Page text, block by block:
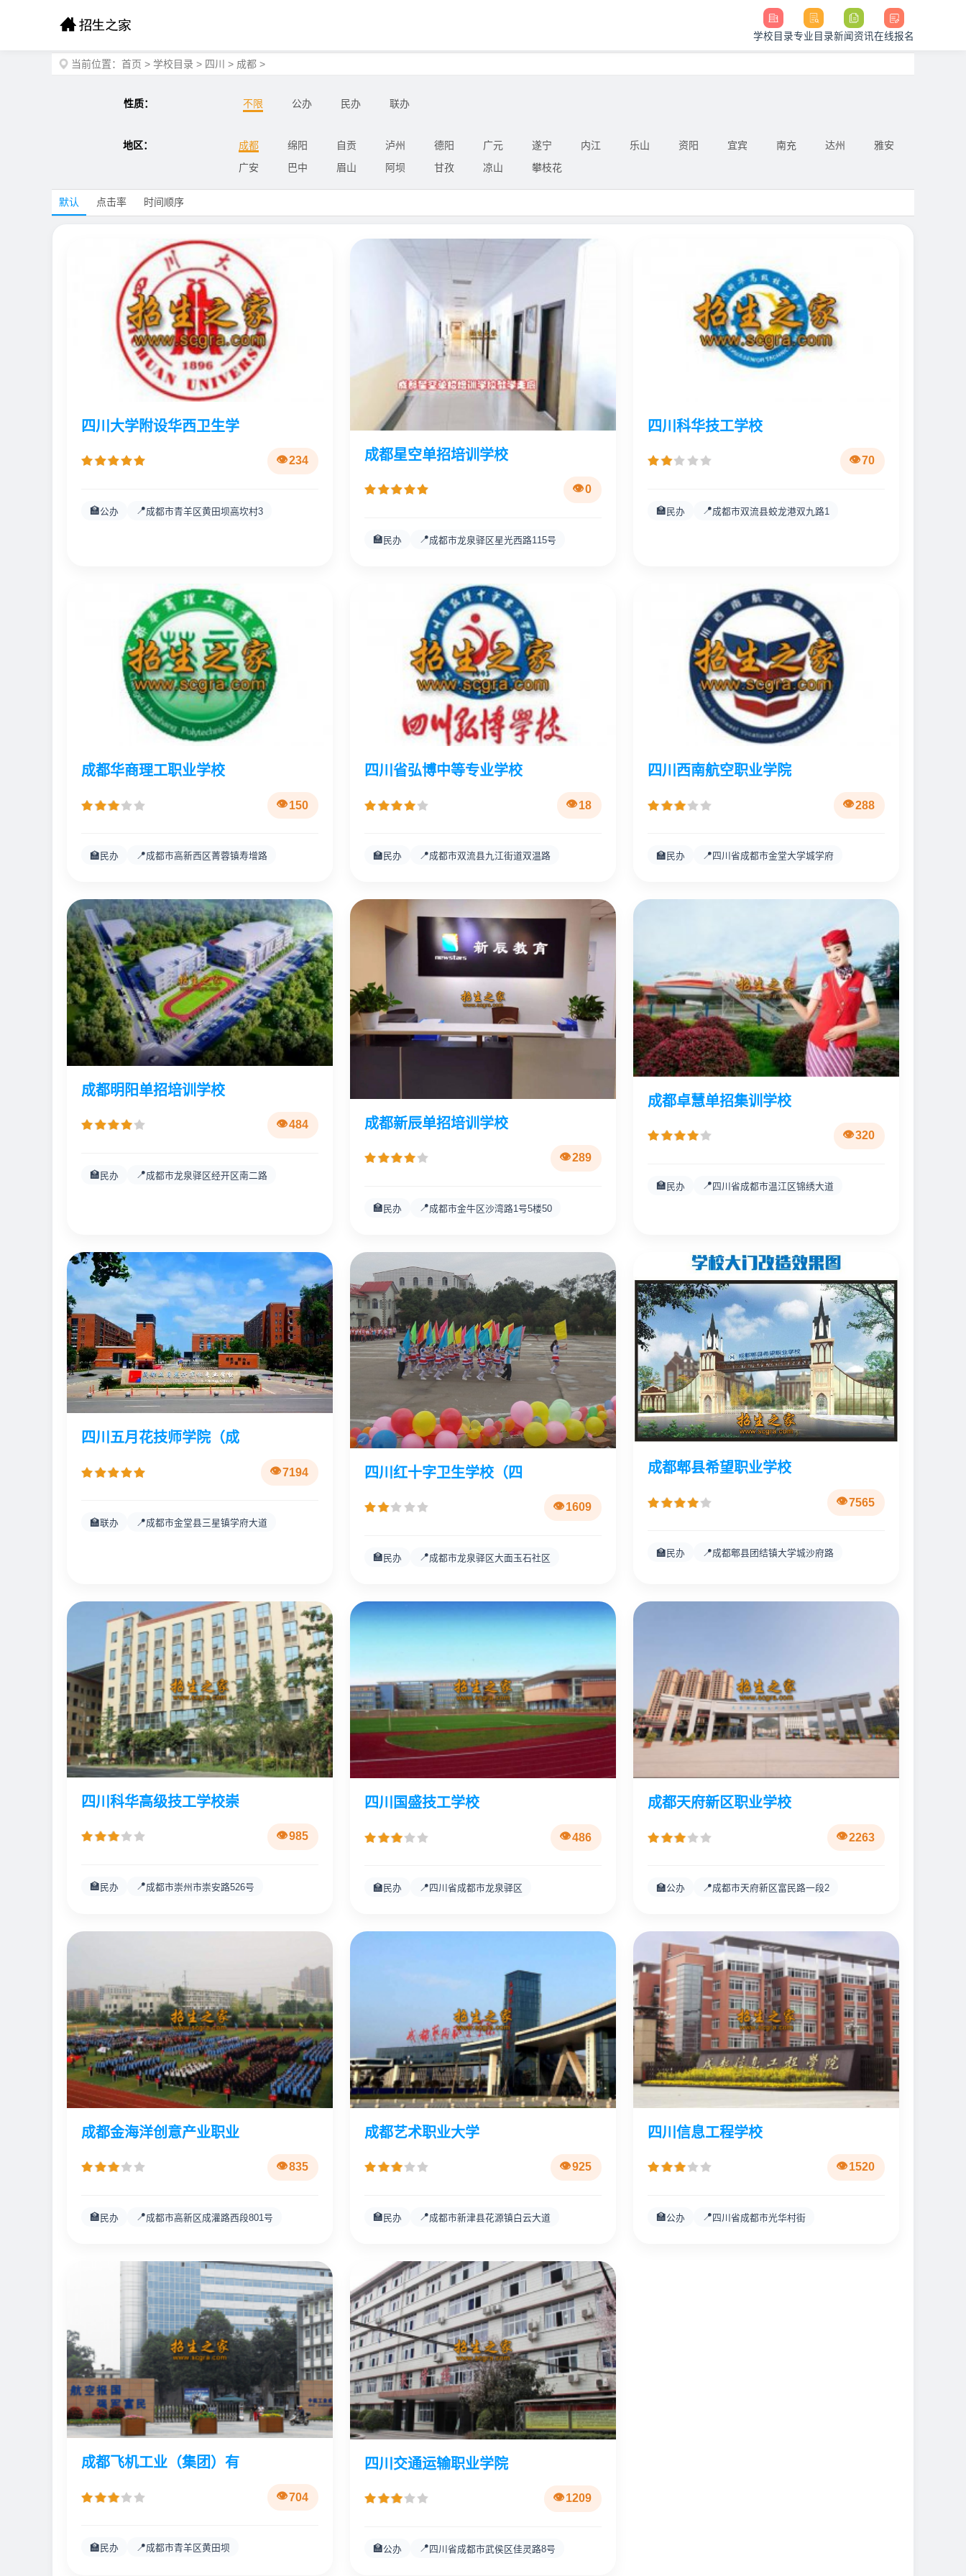
学校目录专业目录新闻资讯在线报名
当前位置： 首页 > 学校目录 > 四川 > 成都 >
性质： 不限 公办 民办 联办
地区： 成都 绵阳 自贡 泸州 德阳 广元 遂宁 内江 乐山 资阳 宜宾 南充 达州
雅安
广安
巴中 眉山 阿坝 甘孜 凉山 攀枝花
默认 点击率 时间顺序
四川大学附设华西卫生学
234
🏫公办 📍成都市青羊区黄田坝高坎村3
成都星空单招培训学校
0
🏫民办 📍成都市龙泉驿区星光西路115号
四川科华技工学校
70
🏫民办 📍成都市双流县蛟龙港双九路1
成都华商理工职业学校
150
🏫 民办 📍成都市高新西区菁蓉镇寿增路
四川省弘博中等专业学校
18
🏫 民办 📍成都市双流县九江街道双温路
四川西南航空职业学院
288
🏫 民办 📍 四川省成都市金堂大学城学府
成都明阳单招培训学校
484
🏫民办 📍成都市龙泉驿区经开区南二路
成都新辰单招培训学校
289
🏫 民办 📍成都市金牛区沙湾路1号5楼50
成都卓慧单招集训学校
320
🏫 民办 📍 四川省成都市温江区锦绣大道
四川五月花技师学院（成
7194
🏫联办 📍成都市金堂县三星镇学府大道
四川红十字卫生学校（四
1609
🏫 民办 📍成都市龙泉驿区大面玉石社区
成都郫县希望职业学校
7565
🏫 民办 📍成都郫县团结镇大学城沙府路
四川科华高级技工学校崇
985
🏫 民办 📍成都市崇州市崇安路526号
四川国盛技工学校
486
🏫 民办 📍 四川省成都市龙泉驿区
成都天府新区职业学校
2263
🏫公办 📍成都市天府新区富民路一段2
成都金海洋创意产业职业
835
🏫民办 📍成都市高新区成灌路西段801号
成都艺术职业大学
925
🏫民办 📍成都市新津县花源镇白云大道
四川信息工程学校
1520
🏫公办 📍四川省成都市光华村街
成都飞机工业（集团）有
704
🏫 民办 📍成都市青羊区黄田坝
四川交通运输职业学院
1209
🏫公办 📍 四川省成都市武侯区佳灵路8号